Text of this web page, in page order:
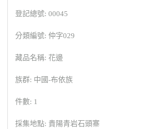
登記總號: 00045
分類編號: 仲字029
藏品名稱: 花邊
族群: 中國-布依族
件數: 1
採集地點: 貴陽青岩石頭寨